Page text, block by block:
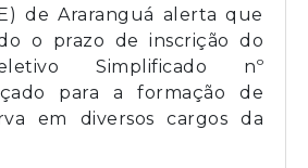
de Araranguá alerta que
o prazo de inscrição do
Simplificado nº
para a formação de
em diversos cargos da